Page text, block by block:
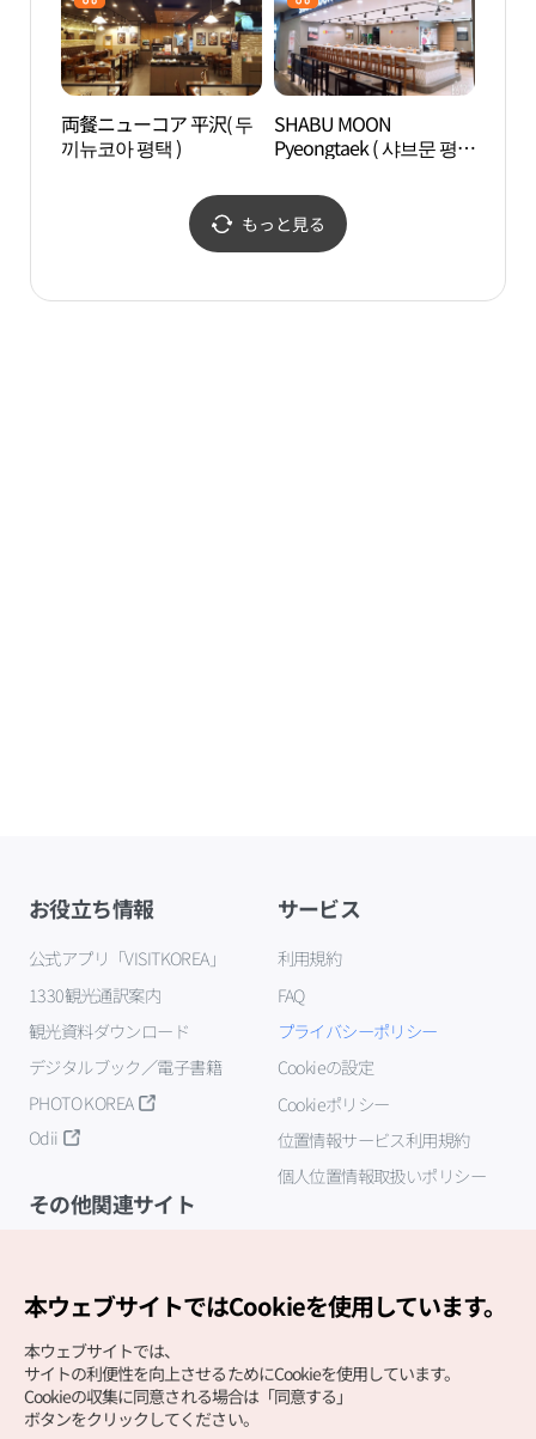
両餐ニューコア 平沢( 두
끼뉴코아 평택 )
SHABU MOON
Pyeongtaek ( 샤브문 평택
もっと見る
お役立ち情報
公式アプリ「VISITKOREA」
1330観光通訳案内
観光資料ダウンロード
デジタルブック／電子書籍
PHOTO KOREA
Odii
サービス
利用規約
FAQ
プライバシーポリシー
Cookieの設定
Cookieポリシー
位置情報サービス利用規約
個人位置情報取扱いポリシー
その他関連サイト
本ウェブサイトではCookieを使用しています。
本ウェブサイトでは、
サイトの利便性を向上させるためにCookieを使用しています。
Cookieの収集に同意される場合は「同意する」
ボタンをクリックしてください。